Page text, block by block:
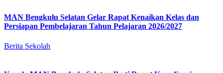
MAN Bengkulu Selatan Gelar Rapat Kenaikan Kelas dan
Persiapan Pembelajaran Tahun Pelajaran 2026/2027
Berita Sekolah